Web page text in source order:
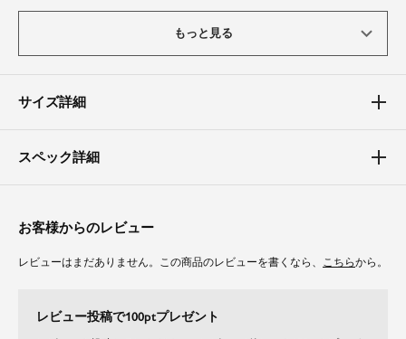
体型カバーポイント
【ウエスト】【ヒップ】【太もも】
生地の重なりによって気になるヒップや太ももまわりをやわらかくカバーし
もっと見る
サイズ詳細
スペック詳細
お客様からのレビュー
レビューはまだありません。この商品のレビューを書くなら、 こちらから。
レビュー投稿で100ptプレゼント